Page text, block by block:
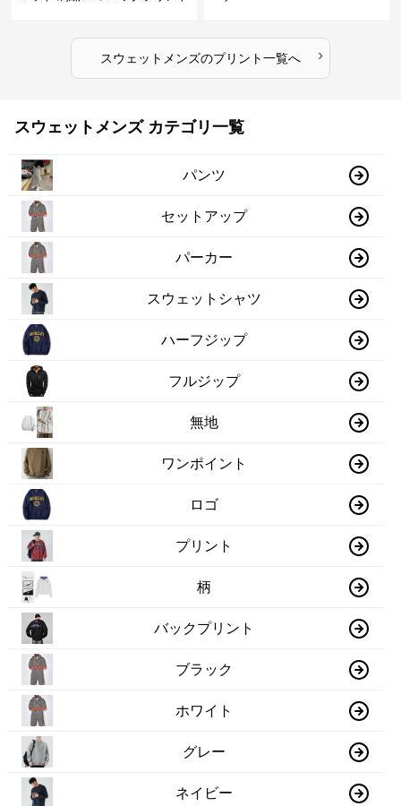
スウェットメンズのプリント一覧へ ›
スウェットメンズ カテゴリ一覧
パンツ
セットアップ
パーカー
スウェットシャツ
ハーフジップ
フルジップ
無地
ワンポイント
ロゴ
プリント
柄
バックプリント
ブラック
ホワイト
グレー
ネイビー